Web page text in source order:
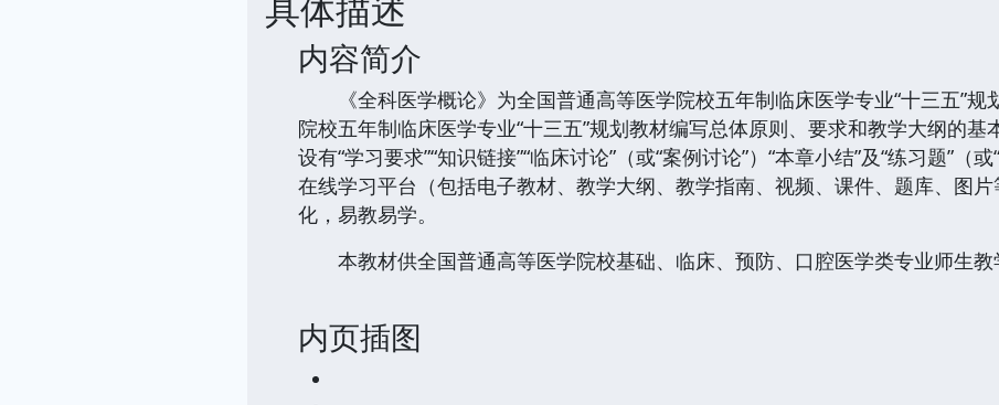
内容简介
《全科医学概论》为全国普通高等医学院校五年制临床医学专业“十三五”规
院校五年制临床医学专业“十三五”规划教材编写总体原则、要求和教学大纲的
设有“学习要求”“知识链接”“临床讨论”（或“案例讨论”）“本章小结”及“练习题”（
在线学习平台（包括电子教材、教学大纲、教学指南、视频、课件、题库、图
化，易教易学。
本教材供全国普通高等医学院校基础、临床、预防、口腔医学类专业师生教
内页插图